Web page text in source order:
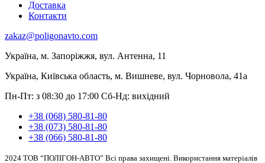
Доставка
Контакти
zakaz@poligonavto.com
Україна, м. Запоріжжя, вул. Антенна, 11
Україна, Київська область, м. Вишневе, вул. Чорновола, 41а
Пн-Пт: з 08:30 до 17:00 Сб-Нд: вихідний
+38 (068) 580-81-80
+38 (073) 580-81-80
+38 (066) 580-81-80
2024 ТОВ “ПОЛІГОН-АВТО” Всі права захищені. Використання матеріалів